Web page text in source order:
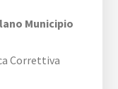
Municipio
Correttiva